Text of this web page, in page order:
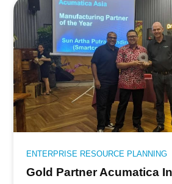
ENTERPRISE RESOURCE PLANNING
Gold Partner Acumatica